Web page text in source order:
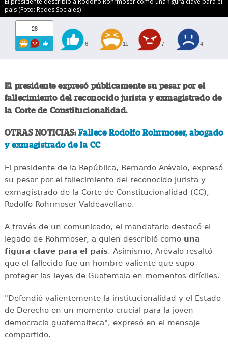
país (Foto: Redes Sociales)
28
6 11 7 4
El presidente expresó públicamente su pesar por el
fallecimiento del reconocido jurista y exmagistrado de
la Corte de Constitucionalidad.
OTRAS NOTICIAS: Fallece Rodolfo Rohrmoser, abogado
y exmagistrado de la CC
El presidente de la República, Bernardo Arévalo, expresó
su pesar por el fallecimiento del reconocido jurista y
exmagistrado de la Corte de Constitucionalidad (CC),
Rodolfo Rohrmoser Valdeavellano.
A través de un comunicado, el mandatario destacó el
legado de Rohrmoser, a quien describió comouna
figura clave para el país. Asimismo, Arévalo resaltó
que el fallecido fue un hombre valiente que supo
proteger las leyes de Guatemala en momentos difíciles.
"Defendió valientemente la institucionalidad y el Estado
de Derecho en un momento crucial para la joven
democracia guatemalteca", expresó en el mensaje
compartido.